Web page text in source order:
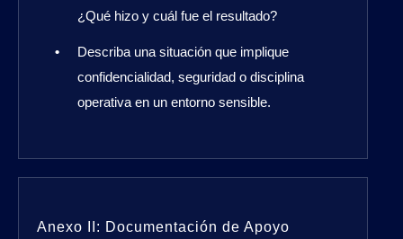
¿Qué hizo y cuál fue el resultado?
Describa una situación que implique
confidencialidad, seguridad o disciplina
operativa en un entorno sensible.
Anexo II: Documentación de Apoyo